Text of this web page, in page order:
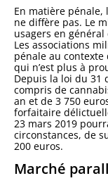
En matière pénale,
ne diffère pas. Le
usagers en
Les associations
pénale au contexte
qui n’est plus à
Depuis la loi du 31
compris de
an et de 3 750
forfaitaire
23 mars 2019
circonstances, de
200 euros.
Marché